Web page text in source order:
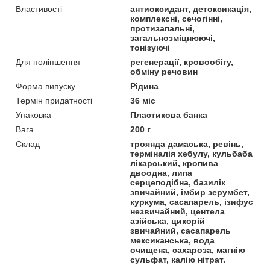
Властивості
антиоксидант, детоксикація,
комплексні, сечогінні,
протизапальні,
загальнозміцнюючі,
тонізуючі
Для поліпшення
регенерації, кровообігу,
обміну речовин
Форма випуску
Рідина
Термін придатності
36 міс
Упаковка
Пластикова банка
Вага
200 г
Склад
троянда дамаська, ревінь,
терміналія хебулу, кульбаба
лікарський, кропива
двоодна, липа
серцеподібна, базилік
звичайний, імбир зерумбет,
куркума, сасапарель, ізифус
незвичайний, центела
азійська, цикорій
звичайний, сасапарель
мексиканська, вода
очищена, сахароза, магнію
сульфат, калію нітрат.